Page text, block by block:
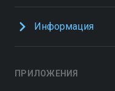
Информация
ПРИЛОЖЕНИЯ